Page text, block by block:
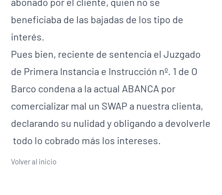
beneficiaba de las bajadas de los tipo de
interés.
Pues bien, reciente de sentencia el Juzgado
de Primera Instancia e Instrucción nº. 1 de O
Barco condena a la actual ABANCA por
comercializar mal un SWAP a nuestra clienta,
declarando su nulidad y obligando a devolverle
todo lo cobrado más los intereses.
Volver al inicio